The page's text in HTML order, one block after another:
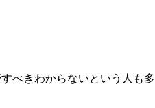
べきわからないという人も多